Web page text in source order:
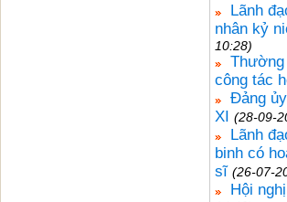
Lãnh
nhân kỷ
10:28)
công tác
Đảng
XI (28-09-
Lãnh
binh có
sĩ (26-07-
Hội